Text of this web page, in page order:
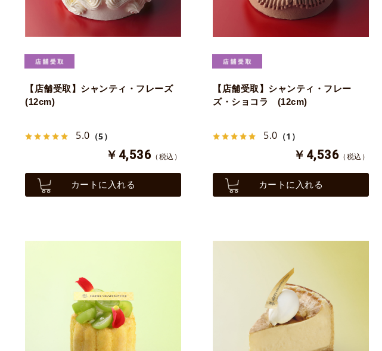
【店舗受取】シャンティ・フレーズ
(12cm)
5.0 （5）
￥4,536 （税込）
カートに入れる
【店舗受取】シャンティ・フレー
ズ・ショコラ (12cm)
5.0 （1）
￥4,536 （税込）
カートに入れる